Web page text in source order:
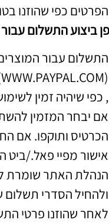
הפרטים כפי שהוזנו
התשלום עבור
(WWW.PAYPAL.COM) או ביט וכל שירות דומה
, כפי שיהיה זמין
אם יבחר המזמין
הכרטיס ותוקפו. אם
אישור מפיי פאל./ביט
הנהלת האתר שומרת
ולהחיל הסדרי
לאחר שהוזנו פרטי